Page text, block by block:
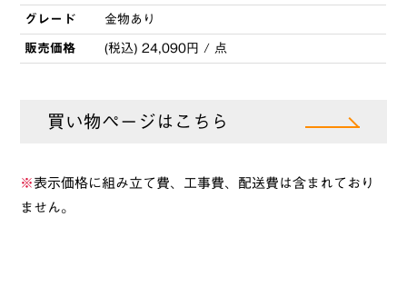
グレード 金物あり
販売価格 (税込) 24,090円 / 点
買い物ページはこちら
※表示価格に組み立て費、工事費、配送費は含まれており
ません。